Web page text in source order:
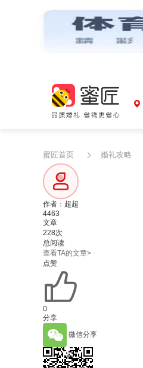
蜜匠首页 婚礼攻略
作者：超超
4463
文章
228次
总阅读
查看TA的文章>
点赞
0
分享
微信分享